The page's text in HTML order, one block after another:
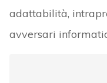
adattabilità,
avversari